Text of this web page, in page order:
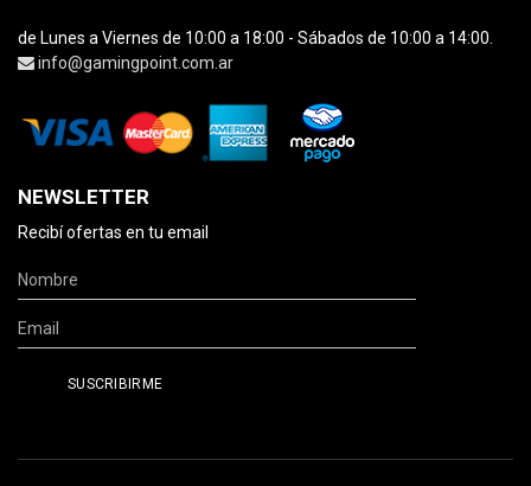
de Lunes a Viernes de 10:00 a 18:00 - Sábados de 10:00 a 14:00.
info@gamingpoint.com.ar
NEWSLETTER
Recibí ofertas en tu email